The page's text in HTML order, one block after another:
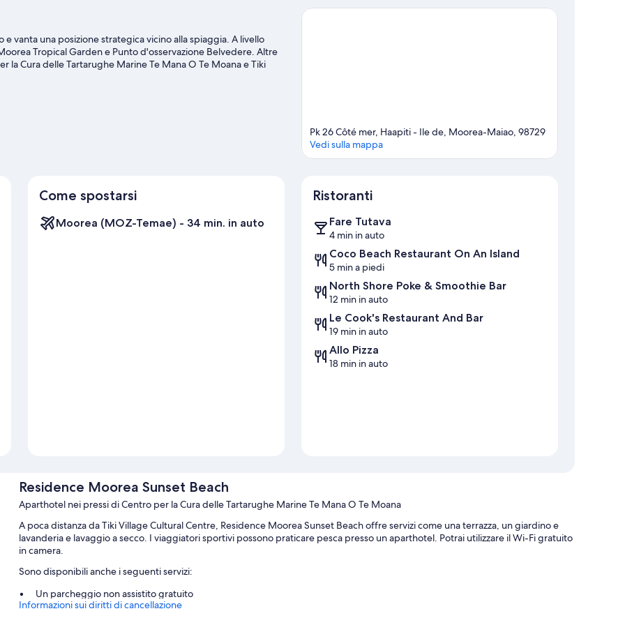
vanta una posizione strategica vicino alla spiaggia. A livello
Tropical Garden e Punto d'osservazione Belvedere. Altre
Cura delle Tartarughe Marine Te Mana O Te Moana e Tiki
sono altri due luoghi da visitare consigliati. Grazie ad
Pk 26 Côté mer, Haapiti - Ile de, Moorea-Maiao, 98729
Vedi sulla mappa
Come spostarsi
Moorea (MOZ-Temae) - 34 min. in auto
Ristoranti
Fare Tutava
4 min in auto
Coco Beach Restaurant On An Island
5 min a piedi
North Shore Poke & Smoothie Bar
12 min in auto
Le Cook's Restaurant And Bar
19 min in auto
Allo Pizza
18 min in auto
Residence Moorea Sunset Beach
Aparthotel nei pressi di Centro per la Cura delle Tartarughe Marine Te Mana O Te Moana
A poca distanza da Tiki Village Cultural Centre, Residence Moorea Sunset Beach offre servizi come una terrazza, un giardino e
lavanderia e lavaggio a secco. I viaggiatori sportivi possono praticare pesca presso un aparthotel. Potrai utilizzare il Wi-Fi gratuito
in camera.
Sono disponibili anche i seguenti servizi:
Un parcheggio non assistito gratuito
Un campo da tennis all'aperto, aree riservate ai non fumatori e deposito bagagli
Informazioni sui diritti di cancellazione